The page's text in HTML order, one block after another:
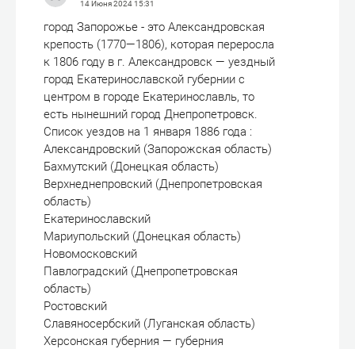
14 Июня 202415:31
город Запорожье - это Александровская
крепость (1770—1806), которая переросла
к 1806 году в г. Александровск — уездный
город Екатеринославской губернии с
центром в городе Екатеринославль, то
есть нынешний город Днепропетровск.
Список уездов на 1 января 1886 года :
Александровский (Запорожская область)
Бахмутский (Донецкая область)
Верхнеднепровский (Днепропетровская
область)
Екатеринославский
Мариупольский (Донецкая область)
Новомосковский
Павлоградский (Днепропетровская
область)
Ростовский
Славяносербский (Луганская область)
Херсонская губерния — губерния